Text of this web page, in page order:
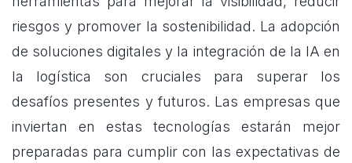
riesgos y promover la sostenibilidad. La adopción
de soluciones digitales y la integración de la IA en
la logística son cruciales para superar los
desafíos presentes y futuros. Las empresas que
inviertan en estas tecnologías estarán mejor
preparadas para cumplir con las expectativas de